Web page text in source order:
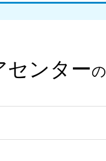
センターの